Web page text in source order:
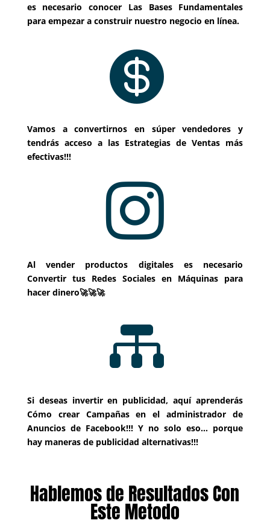
es necesario conocer Las Bases Fundamentales
para empezar a construir nuestro negocio en línea.

Vamos a convertirnos en súper vendedores y
tendrás acceso a las Estrategias de Ventas más
efectivas!!!

Al vender productos digitales es necesario
Convertir tus Redes Sociales en Máquinas para
hacer dinero🚀🚀🚀

Si deseas invertir en publicidad, aquí aprenderás
Cómo crear Campañas en el administrador de
Anuncios de Facebook!!! Y no solo eso… porque
hay maneras de publicidad alternativas!!!
Hablemos de Resultados Con
Este Metodo